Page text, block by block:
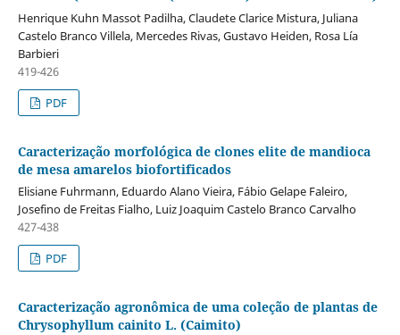
Henrique Kuhn Massot Padilha, Claudete Clarice Mistura, Juliana
Castelo Branco Villela, Mercedes Rivas, Gustavo Heiden, Rosa Lía
Barbieri
419-426
PDF
Caracterização morfológica de clones elite de mandioca
de mesa amarelos biofortificados
Elisiane Fuhrmann, Eduardo Alano Vieira, Fábio Gelape Faleiro,
Josefino de Freitas Fialho, Luiz Joaquim Castelo Branco Carvalho
427-438
PDF
Caracterização agronômica de uma coleção de plantas de
Chrysophyllum cainito L. (Caimito)